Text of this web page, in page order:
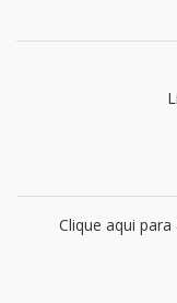
Clique aqui